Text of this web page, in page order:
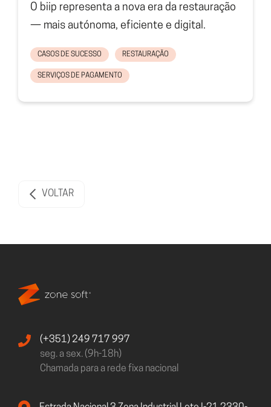
O biip representa a nova era da restauração
— mais autónoma, eficiente e digital.
CASOS DE SUCESSO RESTAURAÇÃO
SERVIÇOS DE PAGAMENTO
VOLTAR
(+351) 249 717 997
seg. a sex. (9h-18h)
Chamada para a rede fixa nacional